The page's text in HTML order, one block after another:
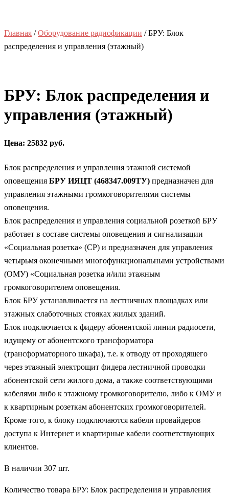
Главная /Оборудование радиофикации / БРУ: Блок
распределения и управления (этажный)
БРУ: Блок распределения и
управления (этажный)
Цена: 25832 руб.
Блок распределения и управления этажной системой
оповещения БРУ ИЯЦТ (468347.009ТУ) предназначен для
управления этажными громкоговорителями системы
оповещения.
Блок распределения и управления социальной розеткой БРУ
работает в составе системы оповещения и сигнализации
«Социальная розетка» (СР) и предназначен для управления
четырьмя оконечными многофункциональными устройствами
(ОМУ) «Социальная розетка и/или этажным
громкоговорителем оповещения.
Блок БРУ устанавливается на лестничных площадках или
этажных слаботочных стояках жилых зданий.
Блок подключается к фидеру абонентской линии радиосети,
идущему от абонентского трансформатора
(трансформаторного шкафа), т.е. к отводу от проходящего
через этажный электрощит фидера лестничной проводки
абонентской сети жилого дома, а также соответствующими
кабелями либо к этажному громкоговорителю, либо к ОМУ и
к квартирным розеткам абонентских громкоговорителей.
Кроме того, к блоку подключаются кабели провайдеров
доступа к Интернет и квартирные кабели соответствующих
клиентов.
В наличии 307 шт.
Количество товара БРУ: Блок распределения и управления